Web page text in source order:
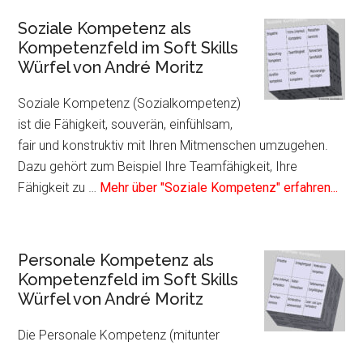
Kommunikative
Kompetenz
als
im
Soft
Skills
Würfel
von
Soziale Kompetenz als
Kompetenzfeld im Soft Skills
Würfel von André Moritz
Soziale Kompetenz (Sozialkompetenz)
ist die Fähigkeit, souverän, einfühlsam,
fair und konstruktiv mit Ihren Mitmenschen umzugehen.
Dazu gehört zum Beispiel Ihre Teamfähigkeit, Ihre
Fähigkeit zu … Mehr über "Soziale Kompetenz" erfahren...
als
im
Personale Kompetenz als
Kompetenzfeld im Soft Skills
Würfel von André Moritz
Die Personale Kompetenz (mitunter